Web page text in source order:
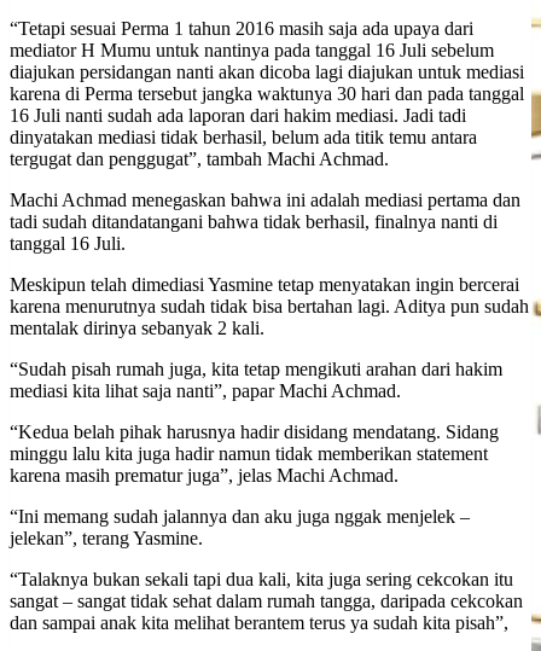
“Tetapi sesuai Perma 1 tahun 2016 masih saja ada upaya dari
mediator H Mumu untuk nantinya pada tanggal 16 Juli sebelum
diajukan persidangan nanti akan dicoba lagi diajukan untuk mediasi
karena di Perma tersebut jangka waktunya 30 hari dan pada tanggal
16 Juli nanti sudah ada laporan dari hakim mediasi. Jadi tadi
dinyatakan mediasi tidak berhasil, belum ada titik temu antara
tergugat dan penggugat”, tambah Machi Achmad.
Machi Achmad menegaskan bahwa ini adalah mediasi pertama dan
tadi sudah ditandatangani bahwa tidak berhasil, finalnya nanti di
tanggal 16 Juli.
Meskipun telah dimediasi Yasmine tetap menyatakan ingin bercerai
karena menurutnya sudah tidak bisa bertahan lagi. Aditya pun sudah
mentalak dirinya sebanyak 2 kali.
“Sudah pisah rumah juga, kita tetap mengikuti arahan dari hakim
mediasi kita lihat saja nanti”, papar Machi Achmad.
“Kedua belah pihak harusnya hadir disidang mendatang. Sidang
minggu lalu kita juga hadir namun tidak memberikan statement
karena masih prematur juga”, jelas Machi Achmad.
“Ini memang sudah jalannya dan aku juga nggak menjelek –
jelekan”, terang Yasmine.
“Talaknya bukan sekali tapi dua kali, kita juga sering cekcokan itu
sangat – sangat tidak sehat dalam rumah tangga, daripada cekcokan
dan sampai anak kita melihat berantem terus ya sudah kita pisah”,